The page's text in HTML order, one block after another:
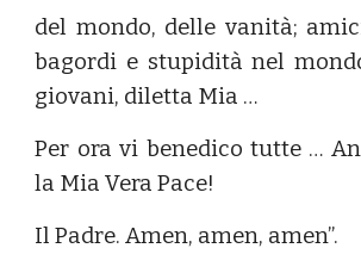
del mondo, delle vanità;
bagordi e stupidità nel
giovani, diletta Mia …
Per ora vi benedico tutte …
la Mia Vera Pace!
Il Padre. Amen, amen, amen”.